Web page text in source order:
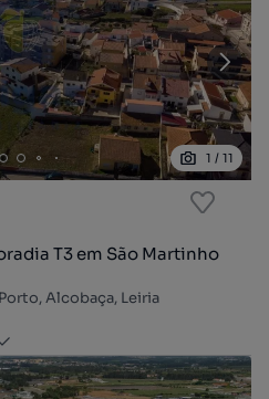
1 / 11
T3 em São Martinho
Alcobaça, Leiria